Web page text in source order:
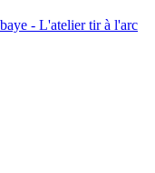
- L'atelier tir à l'arc